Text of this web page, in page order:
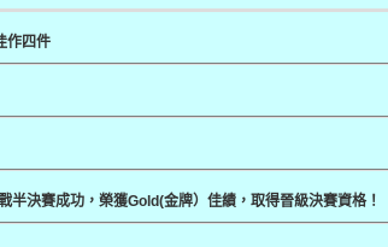
作四件
半決賽成功，榮獲Gold(金牌）佳績，取得晉級決賽資格！